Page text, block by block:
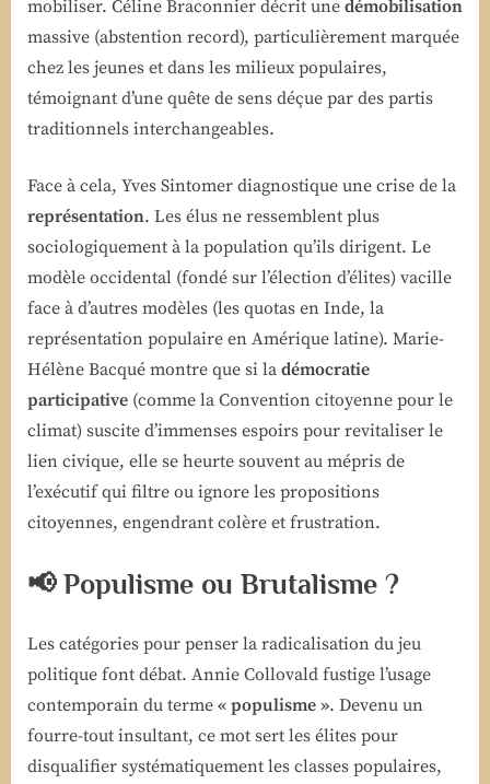
mobiliser. Céline Braconnier décrit une démobilisation
massive (abstention record), particulièrement marquée
chez les jeunes et dans les milieux populaires,
témoignant d’une quête de sens déçue par des partis
traditionnels interchangeables.
Face à cela, Yves Sintomer diagnostique une crise de la
représentation. Les élus ne ressemblent plus
sociologiquement à la population qu’ils dirigent. Le
modèle occidental (fondé sur l’élection d’élites) vacille
face à d’autres modèles (les quotas en Inde, la
représentation populaire en Amérique latine). Marie-
Hélène Bacqué montre que si la démocratie
participative (comme la Convention citoyenne pour le
climat) suscite d’immenses espoirs pour revitaliser le
lien civique, elle se heurte souvent au mépris de
l’exécutif qui filtre ou ignore les propositions
citoyennes, engendrant colère et frustration.
📢 Populisme ou Brutalisme ?
Les catégories pour penser la radicalisation du jeu
politique font débat. Annie Collovald fustige l’usage
contemporain du terme « populisme ». Devenu un
fourre-tout insultant, ce mot sert les élites pour
disqualifier systématiquement les classes populaires,